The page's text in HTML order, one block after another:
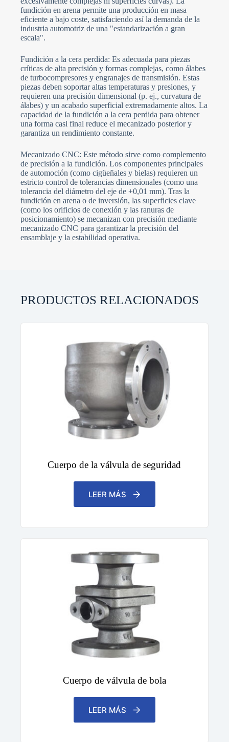
fundición en arena permite una producción en masa
eficiente a bajo coste, satisfaciendo así la demanda de la
industria automotriz de una "estandarización a gran
escala".
Fundición a la cera perdida: Es adecuada para piezas
críticas de alta precisión y formas complejas, como álabes
de turbocompresores y engranajes de transmisión. Estas
piezas deben soportar altas temperaturas y presiones, y
requieren una precisión dimensional (p. ej., curvatura de
álabes) y un acabado superficial extremadamente altos. La
capacidad de la fundición a la cera perdida para obtener
una forma casi final reduce el mecanizado posterior y
garantiza un rendimiento constante.
Mecanizado CNC: Este método sirve como complemento
de precisión a la fundición. Los componentes principales
de automoción (como cigüeñales y bielas) requieren un
estricto control de tolerancias dimensionales (como una
tolerancia del diámetro del eje de +0,01 mm). Tras la
fundición en arena o de inversión, las superficies clave
(como los orificios de conexión y las ranuras de
posicionamiento) se mecanizan con precisión mediante
mecanizado CNC para garantizar la precisión del
ensamblaje y la estabilidad operativa.
PRODUCTOS RELACIONADOS
Cuerpo de la válvula de seguridad
LEER MÁS
Cuerpo de válvula de bola
LEER MÁS